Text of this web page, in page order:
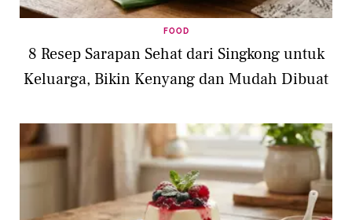
FOOD
8 Resep Sarapan Sehat dari Singkong untuk
Keluarga, Bikin Kenyang dan Mudah Dibuat